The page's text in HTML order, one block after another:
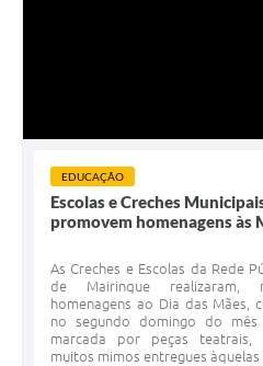
EDUCAÇÃO
Escolas e Creches
promovem homenagens às
As Creches e Escolas da Rede
de Mairinque realizaram,
homenagens ao Dia das Mães,
no segundo domingo do
marcada por peças teatrais,
muitos mimos entregues àquelas